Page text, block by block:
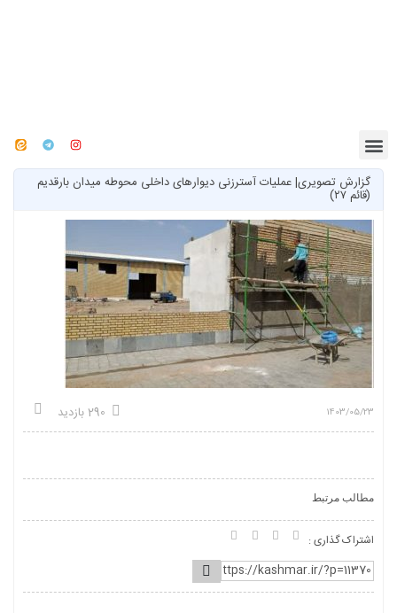
گزارش تصویری| عملیات آسترزنی دیوارهای داخلی محوطه میدان بارقدیم
(قائم ۲۷)
1403/05/23 290 بازدید
مطالب مرتبط
اشتراک گذاری :